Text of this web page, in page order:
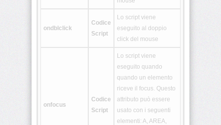
<bdi>
<data>
ondblclick
Codice
Script
Lo script viene
eseguito al doppio
click del mouse
onfocus
Codice
Script
Lo script viene
eseguito quando
quando un elemento
riceve il focus. Questo
attributo può essere
usato con i seguenti
elementi: A, AREA,